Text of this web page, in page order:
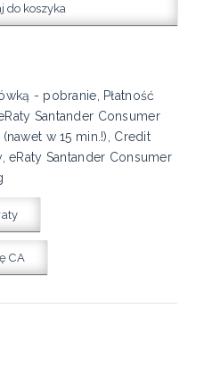
do koszyka
- pobranie, Płatność
Santander Consumer
w 15 min.!), Credit
eRaty Santander Consumer
CA